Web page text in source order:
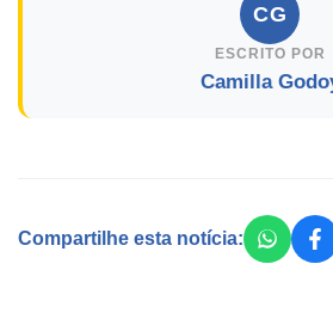
CG
ESCRITO POR
Camilla
Compartilhe esta notícia: